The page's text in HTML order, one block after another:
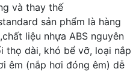
và thay thế
sản phẩm là hàng
liệu nhựa ABS nguyên
thọ dài, khó bể vỡ, loại nắp
êm (nắp hơi đóng êm) dễ